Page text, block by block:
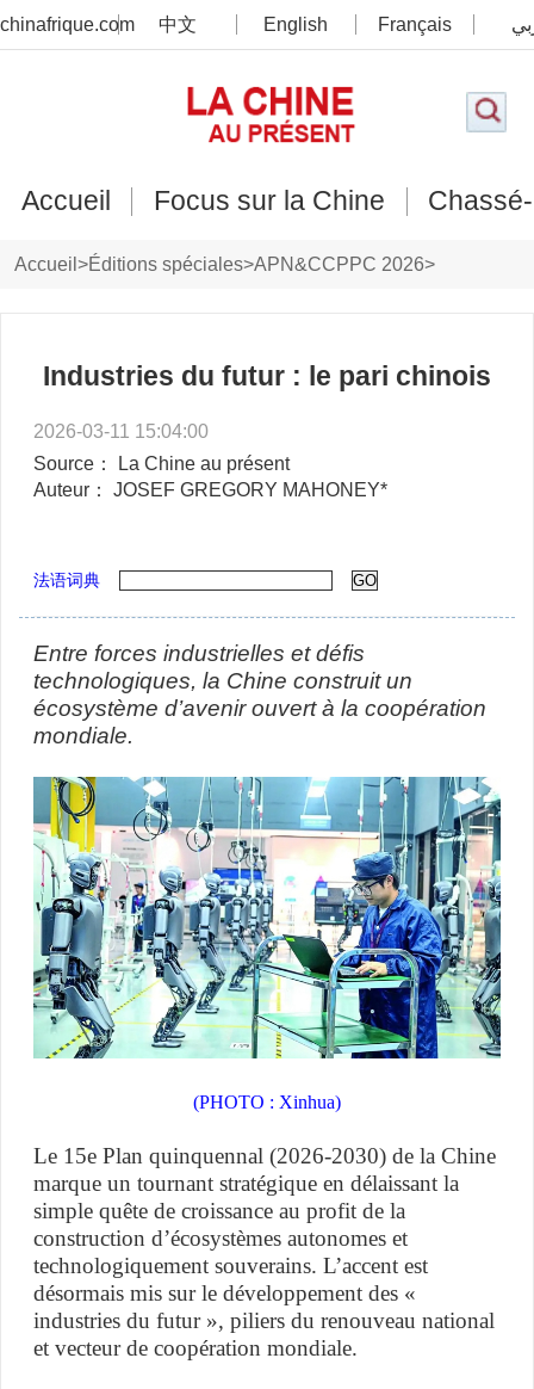
chinafrique.com 中文 English Français
Accueil Focus sur la Chine
Accueil >Éditions spéciales>APN&CCPPC 2026>
Industries du futur : le pari chinois
2026-03-11 15:04:00
Source： La Chine au présent
Auteur： JOSEF GREGORY MAHONEY*
法语词典
Entre forces industrielles et défis
technologiques, la Chine construit un
écosystème d’avenir ouvert à la coopération
mondiale.
(PHOTO : Xinhua)
Le 15e Plan quinquennal (2026-2030) de la Chine
marque un tournant stratégique en délaissant la
simple quête de croissance au profit de la
construction d’écosystèmes autonomes et
technologiquement souverains. L’accent est
désormais mis sur le développement des «
industries du futur », piliers du renouveau national
et vecteur de coopération mondiale.